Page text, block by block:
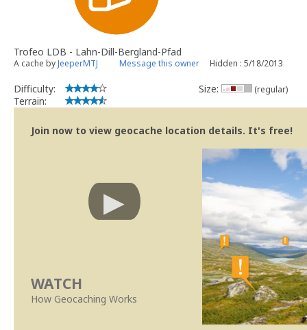
Trofeo LDB - Lahn-Dill-Bergland-Pfad
A cache byJeeperMTJ Message this owner Hidden : 5/18/2013
Difficulty:
Terrain:
Size: (regular)
Join now to view geocache location details. It's free!
WATCH
How Geocaching Works